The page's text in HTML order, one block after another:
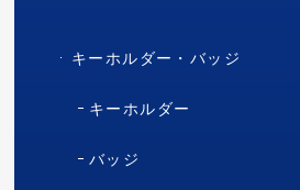
キーホルダー・バッジ
キーホルダー
バッジ